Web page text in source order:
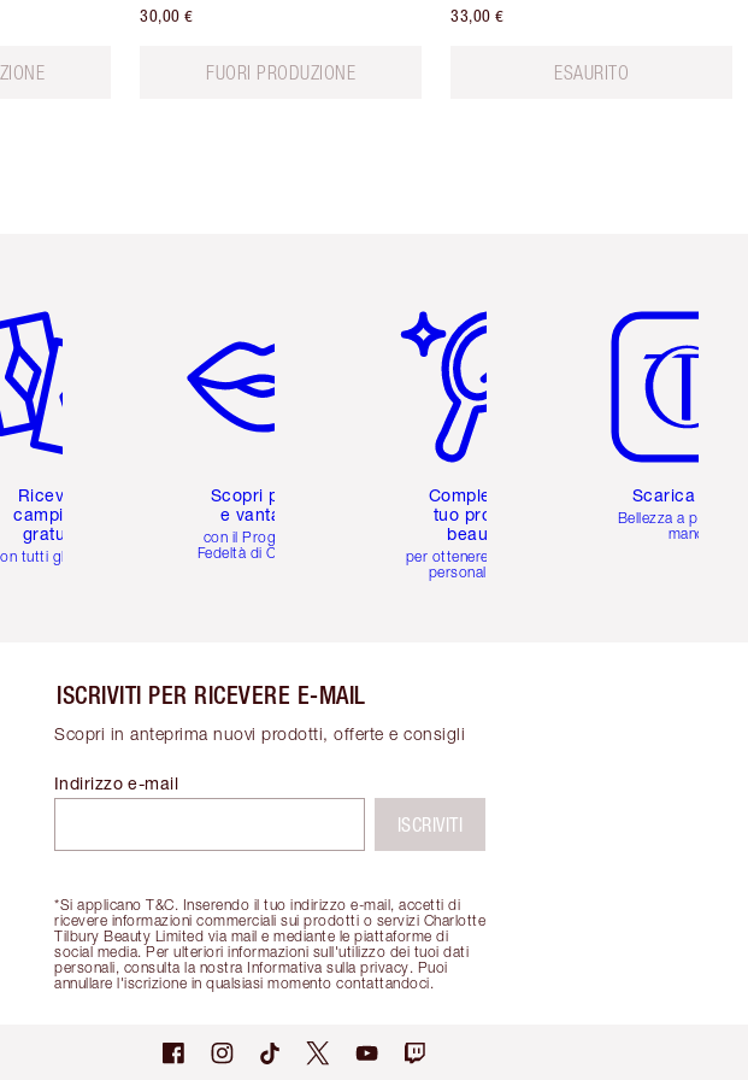
30,00 €
FUORI PRODUZIONE
33,00 €
ESAURITO
Ricevi 2
campioni
gratuiti
tutti gli ordini
Scopri premi
e vantaggi
con il Programma
Fedeltà di Charlotte
Completa il
tuo profilo
beauty
per ottenere consigli
personalizzati
Scarica l'app
Bellezza a portata di
mano
ISCRIVITI PER RICEVERE E-MAIL
Scopri in anteprima nuovi prodotti, offerte e consigli
*Si applicano T&C. Inserendo il tuo indirizzo e-mail, accetti di
ricevere informazioni commerciali sui prodotti o servizi Charlotte
Tilbury Beauty Limited via mail e mediante le piattaforme di
social media. Per ulteriori informazioni sull'utilizzo dei tuoi dati
personali, consulta la nostra Informativa sulla privacy. Puoi
annullare l'iscrizione in qualsiasi momento contattandoci.
Indirizzo e-mail
ISCRIVITI